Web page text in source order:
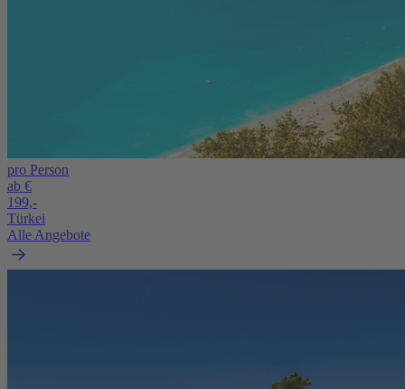
pro Person
ab €
199,-
Türkei
Alle Angebote